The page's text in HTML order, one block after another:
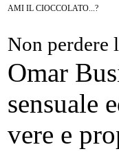
AMI IL CIOCCOLATO...?
Non perdere
Omar
sensuale
vere e